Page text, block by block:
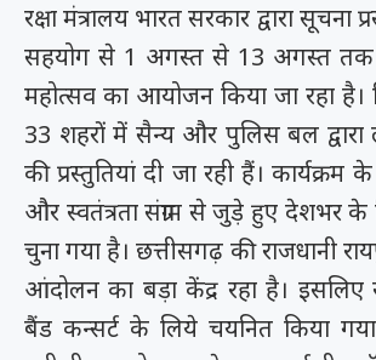
रक्षा मंत्रालय भारत सरकार द्वारा सूचना
सहयोग से 1 अगस्त से 13 अगस्त तक
महोत्सव का आयोजन किया जा रहा
33 शहरों में सैन्य और पुलिस बल द्वारा
की प्रस्तुतियां दी जा रही हैं। कार्यक्रम
और स्वतंत्रता संग्राम से जुड़े हुए देशभर के
चुना गया है। छत्तीसगढ़ की राजधानी
आंदोलन का बड़ा केंद्र रहा है। इसलिए
बैंड कन्सर्ट के लिये चयनित किया